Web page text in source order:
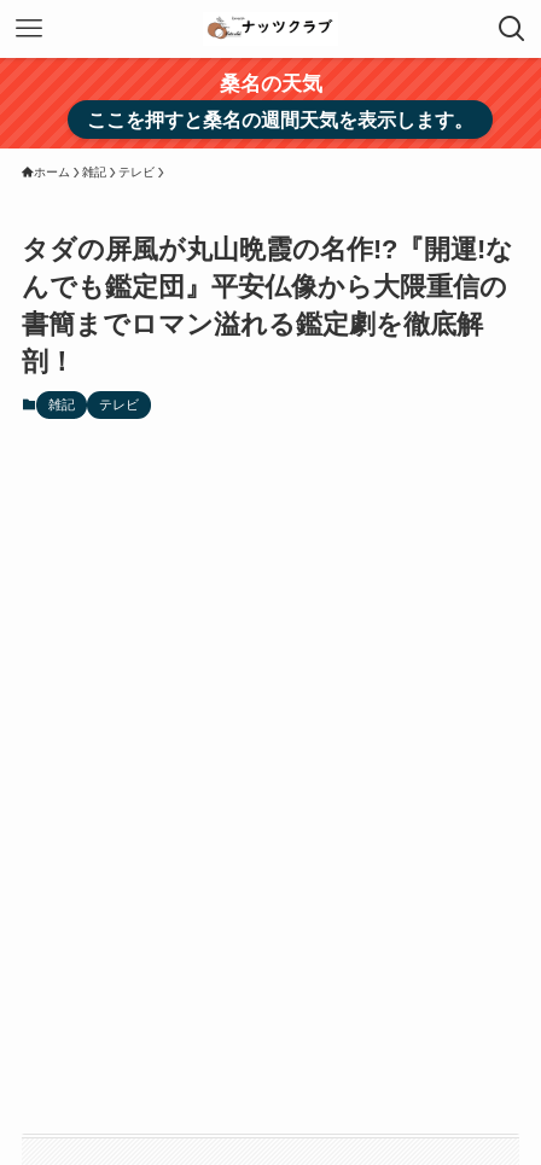
桑名の天気
ここを押すと桑名の週間天気を表示します。
ホーム 雑記 テレビ
タダの屏風が丸山晩霞の名作!?『開運!な
んでも鑑定団』平安仏像から大隈重信の
書簡までロマン溢れる鑑定劇を徹底解
剖！
雑記 テレビ